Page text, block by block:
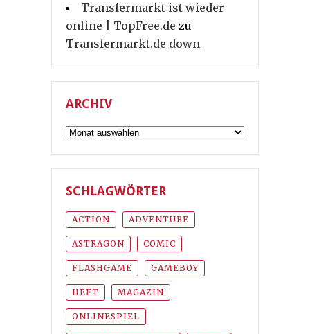
Transfermarkt ist wieder
online | TopFree.de zu
Transfermarkt.de down
ARCHIV
Archiv
SCHLAGWÖRTER
ACTION ADVENTURE
ASTRAGON COMIC
FLASHGAME GAMEBOY
HEFT MAGAZIN
ONLINESPIEL